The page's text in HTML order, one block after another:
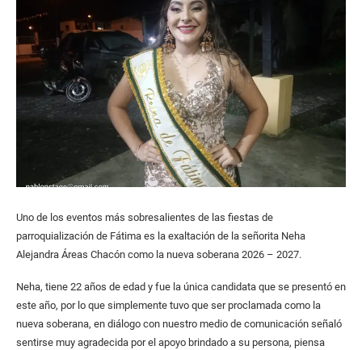
Uno de los eventos más sobresalientes de las fiestas de
parroquialización de Fátima es la exaltación de la señorita Neha
Alejandra Áreas Chacón como la nueva soberana 2026 – 2027.
Neha, tiene 22 años de edad y fue la única candidata que se presentó en
este año, por lo que simplemente tuvo que ser proclamada como la
nueva soberana, en diálogo con nuestro medio de comunicación señaló
sentirse muy agradecida por el apoyo brindado a su persona, piensa